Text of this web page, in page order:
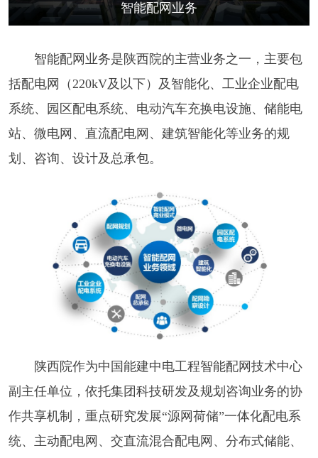
智能配网业务
智能配网业务是陕西院的主营业务之一，主要包
括配电网（220kV及以下）及智能化、工业企业配电
系统、园区配电系统、电动汽车充换电设施、储能电
站、微电网、直流配电网、建筑智能化等业务的规
划、咨询、设计及总承包。
陕西院作为中国能建中电工程智能配网技术中心
副主任单位，依托集团科技研发及规划咨询业务的协
作共享机制，重点研究发展“源网荷储”一体化配电系
统、主动配电网、交直流混合配电网、分布式储能、